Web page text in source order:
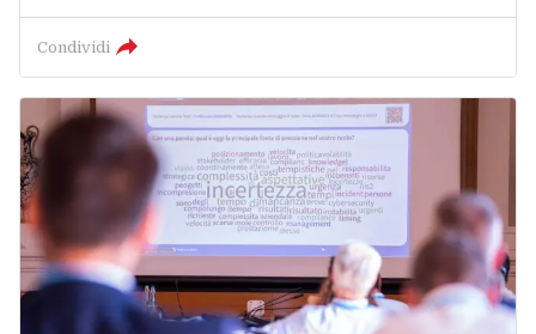
Condividi